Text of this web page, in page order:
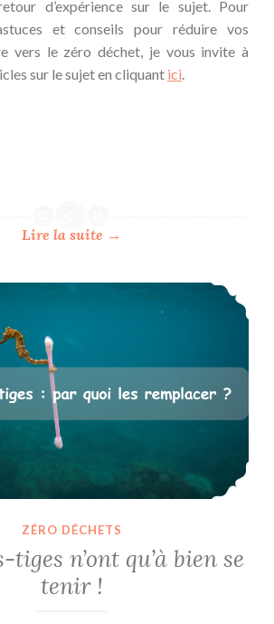
d’expérience sur le sujet. Pour
et conseils pour réduire vos
vers le zéro déchet, je vous invite à
sur le sujet en cliquant ici.
Lire la suite →
Les cotons-tiges n’ont qu’à bien se tenir !
ZÉRO DÉCHETS
tiges n’ont qu’à bien se
tenir !